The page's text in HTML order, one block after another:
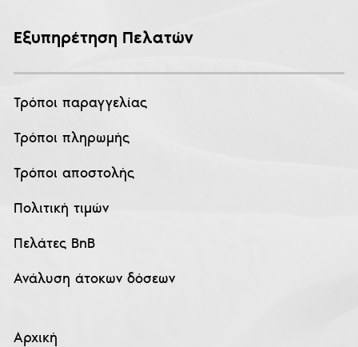
Εξυπηρέτηση Πελατών
Τρόποι παραγγελίας
Τρόποι πληρωμής
Τρόποι αποστολής
Πολιτική τιμών
Πελάτες BnB
Ανάλυση άτοκων δόσεων
Αρχική